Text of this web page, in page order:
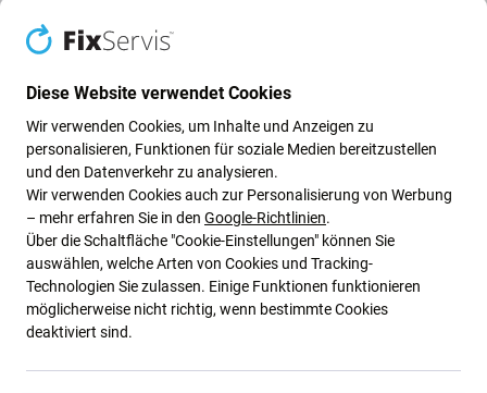
wie wir unsere Prozesse anpassen, um unseren
Fußabdruck zu verringern.
Weiterlesen
Newsletter-Fix
Abonnieren Sie den regelmäßigen Newsletter über Rabatte und
Neuigkeiten
Abonnieren
Diese Website verwendet Cookies
Wir verwenden Cookies, um Inhalte und Anzeigen zu
personalisieren, Funktionen für soziale Medien bereitzustellen
und den Datenverkehr zu analysieren.
Wir verwenden Cookies auch zur Personalisierung von Werbung
– mehr erfahren Sie in den Google-Richtlinien.
Über die Schaltfläche "Cookie-Einstellungen" können Sie
auswählen, welche Arten von Cookies und Tracking-
Technologien Sie zulassen. Einige Funktionen funktionieren
möglicherweise nicht richtig, wenn bestimmte Cookies
deaktiviert sind.